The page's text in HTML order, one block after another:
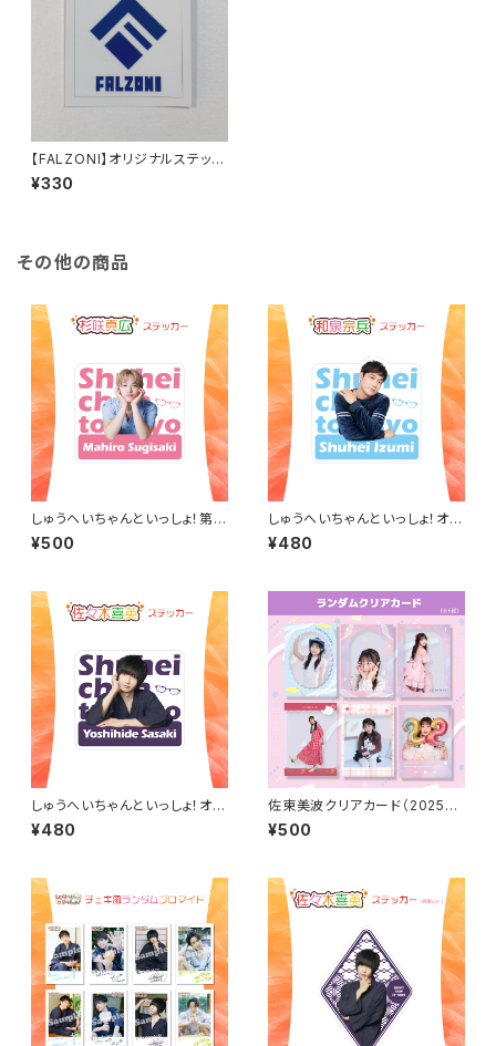
【FALZONI】オリジナルステッカ
ー
¥330
その他の商品
しゅうへいちゃんといっしょ！第1
0夜オリジナルステッカー（杉咲
真広）
¥500
しゅうへいちゃんといっしょ！オリ
ジナルステッカー（和泉宗兵202
2冬）
¥480
しゅうへいちゃんといっしょ！オリ
ジナルステッカー（佐々木喜英）
¥480
佐東美波クリアカード（2025年
4月始まりカレンダーアザーカッ
ト）
¥500